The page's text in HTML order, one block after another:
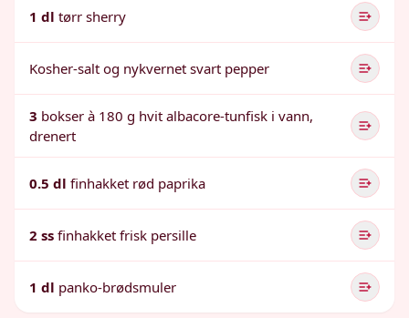
1 dl tørr sherry
Kosher-salt og nykvernet svart pepper
3 bokser à 180 g hvit albacore-tunfisk i vann,
drenert
0.5 dl finhakket rød paprika
2 ss finhakket frisk persille
1 dl panko-brødsmuler